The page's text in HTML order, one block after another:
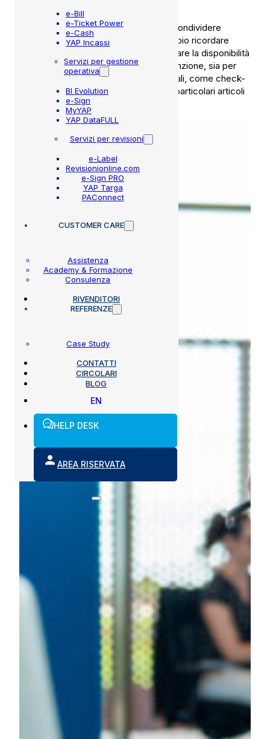
e-Bill
e-Ticket Power
e-Cash
YAP Incassi
Servizi per gestione
operativa
BI Evolution
e-Sign
MyYAP
YAP DataFULL
Servizi per revisioni
e-Label
Revisionionline.com
e-Sign PRO
YAP Targa
PAConnect
CUSTOMER CARE
Assistenza
Academy & Formazione
Consulenza
RIVENDITORI
REFERENZE
Case Study
CONTATTI
CIRCOLARI
BLOG
EN
HELP DESK
AREA RISERVATA
Puoi sfruttare questo modulo sia per condividere
informazioni con i tuoi clienti, ad esempio ricordare
scadenze relative ai veicoli o comunicare la disponibilità
dell’auto dopo un intervento di manutenzione, sia per
veicolare promozioni o iniziative speciali, come check-
up estivi o invernali oppure offerte su particolari articoli